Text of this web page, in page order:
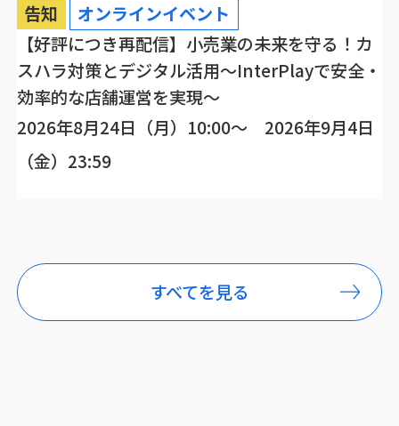
告知
オンラインイベント
【好評につき再配信】小売業の未来を守る！カ
スハラ対策とデジタル活用～InterPlayで安全・
効率的な店舗運営を実現～
2026年8月24日（月）10:00～ 2026年9月4日
（金）23:59
すべてを見る